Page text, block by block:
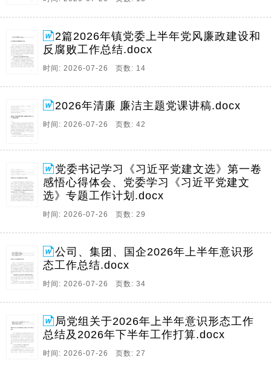
2篇2026年镇党委上半年党风廉政建设和
反腐败工作总结.docx
时间: 2026-07-26 页数: 14
2026年清廉 廉洁主题党课讲稿.docx
时间: 2026-07-26 页数: 42
党委书记学习《习近平党建文选》第一卷
感悟心得体会、党委学习《习近平党建文
选》专题工作计划.docx
时间: 2026-07-26 页数: 29
公司、集团、国企2026年上半年意识形
态工作总结.docx
时间: 2026-07-26 页数: 34
局党组关于2026年上半年意识形态工作
总结及2026年下半年工作打算.docx
时间: 2026-07-26 页数: 27